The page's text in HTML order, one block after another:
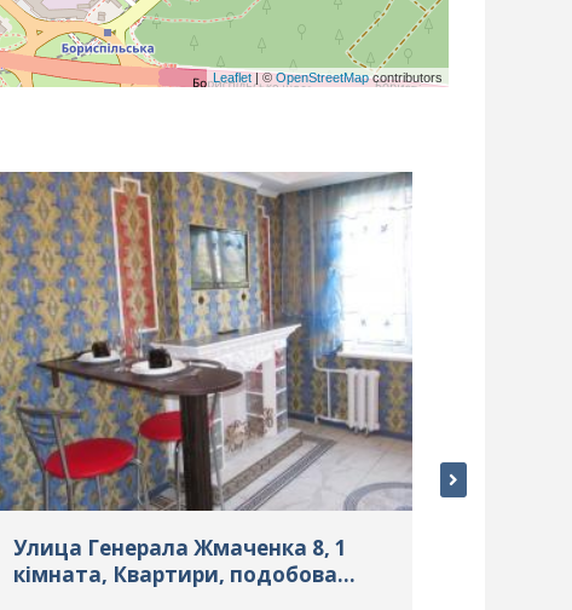
Leaflet | ©OpenStreetMapcontributors
Улица Генерала Жмаченка 8, 1
кімната, Квартири, подобова